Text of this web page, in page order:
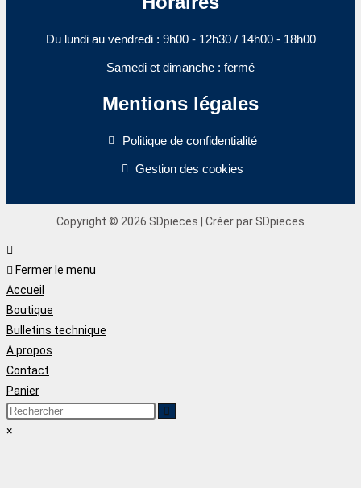
Du lundi au vendredi : 9h00 - 12h30 / 14h00 - 18h00​
Samedi et dimanche : fermé
Mentions légales
Politique de confidentialité
Gestion des cookies
Copyright © 2026 SDpieces | Créer par SDpieces
Fermer le menu
Accueil
Boutique
Bulletins technique
A propos
Contact
Panier
×